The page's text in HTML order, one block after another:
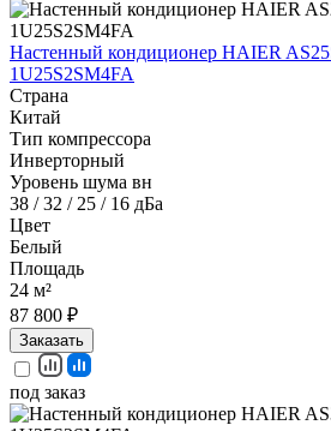
Настенный кондиционер HAIER
1U25S2SM4FA
Страна
Китай
Тип компрессора
Инверторный
Уровень шума вн
38 / 32 / 25 / 16 дБа
Цвет
Белый
Площадь
24 м²
87 800 ₽
Заказать
под заказ